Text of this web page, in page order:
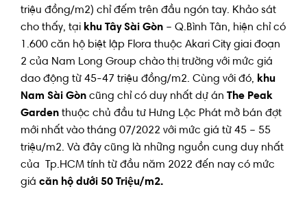
triệu đồng/m2) chỉ đếm trên đầu ngón tay. Khảo sát
cho thấy, tại khu Tây Sài Gòn – Q.Bình Tân, hiện chỉ có
1.600 căn hộ biệt lập Flora thuộc Akari City giai đoạn
2 của Nam Long Group chào thị trường với mức giá
dao động từ 45-47 triệu đồng/m2. Cùng với đó, khu
Nam Sài Gòn cũng chỉ có duy nhất dự án The Peak
Garden thuộc chủ đầu tư Hưng Lộc Phát mở bán đợt
mới nhất vào tháng 07/2022 với mức giá từ 45 – 55
triệu/m2. Và đây cũng là những nguồn cung duy nhất
của Tp.HCM tính từ đầu năm 2022 đến nay có mức
giá căn hộ dưới 50 Triệu/m2.